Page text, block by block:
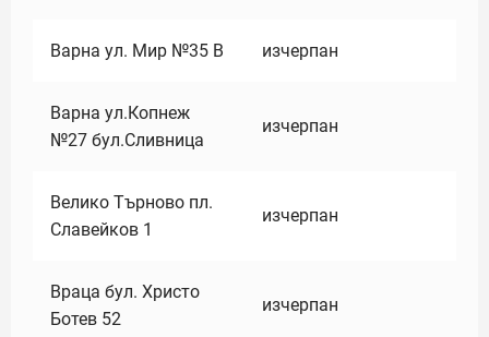
Варна ул. Мир №35 В изчерпан
Варна ул.Копнеж
№27 бул.Сливница
изчерпан
Велико Търново пл.
Славейков 1
изчерпан
Враца бул. Христо
Ботев 52
изчерпан